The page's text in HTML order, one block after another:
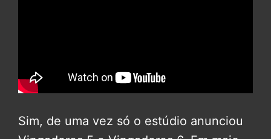
Sim, de uma vez só o estúdio anunciou